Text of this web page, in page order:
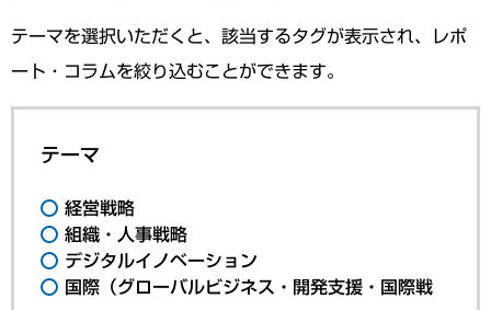
テーマを選択いただくと、該当するタグが表示され、レポ
ート・コラムを絞り込むことができます。
テーマ
経営戦略
組織・人事戦略
デジタルイノベーション
国際（グローバルビジネス・開発支援・国際戦